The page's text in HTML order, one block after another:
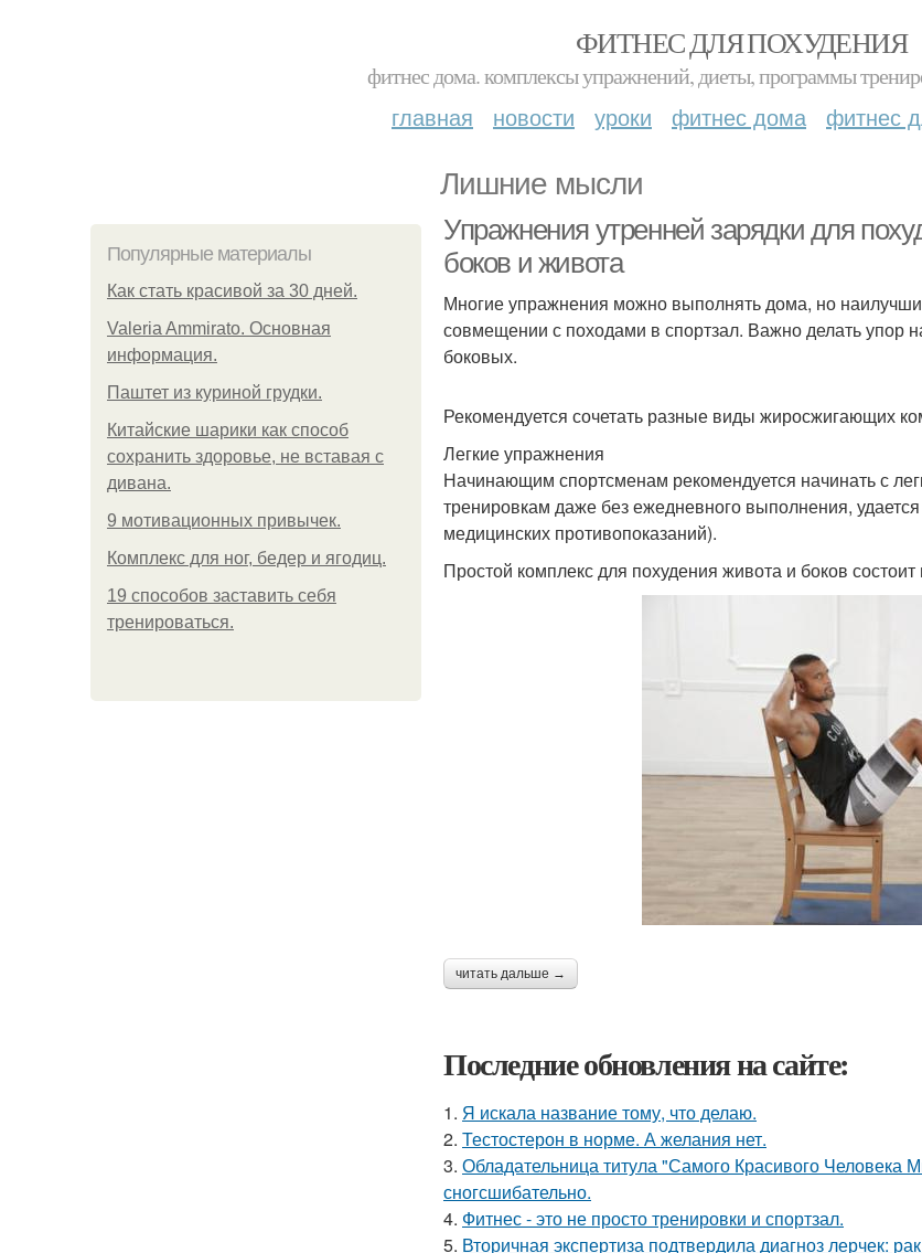
ФИТНЕС ДЛЯ ПОХУДЕНИЯ
фитнес дома. комплексы упражнений, диеты, программы
главная новости уроки фитнес дома фитнес
Лишние мысли
Популярные материалы
Как стать красивой за 30 дней.
Valeria Ammirato. Основная
информация.
Паштет из куриной грудки.
Китайские шарики как способ
сохранить здоровье, не вставая с
дивана.
9 мотивационных привычек.
Комплекс для ног, бедер и ягодиц.
19 способов заставить себя
тренироваться.
Упражнения утренней зарядки для
боков и живота
Многие упражнения можно выполнять дома, но
совмещении с походами в спортзал. Важно делать упор
боковых.
Рекомендуется сочетать разные виды жиросжигающих
Легкие упражнения
Начинающим спортсменам рекомендуется начинать с
тренировкам даже без ежедневного выполнения,
медицинских противопоказаний).
Простой комплекс для похудения живота и боков
читать дальше →
Последние обновления на сайте:
1. Я искала название тому, что делаю.
2. Тестостерон в норме. А желания нет.
3. Обладательница титула "Самого Красивого Человека
сногсшибательно.
4. Фитнес - это не просто тренировки и спортзал.
5. Вторичная экспертиза подтвердила диагноз лерчек: